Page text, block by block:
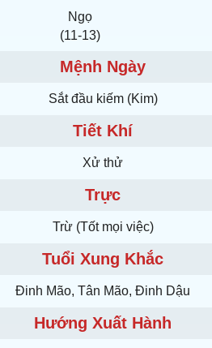
Ngọ
(11-13)
Mệnh Ngày
Sắt đầu kiếm (Kim)
Tiết Khí
Xử thử
Trực
Trừ (Tốt mọi việc)
Tuổi Xung Khắc
Ðinh Mão, Tân Mão, Đinh Dậu
Hướng Xuất Hành